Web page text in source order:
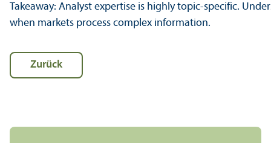
Takeaway: Analyst expertise is highly topic-specific.
when markets process complex information.
Zurück